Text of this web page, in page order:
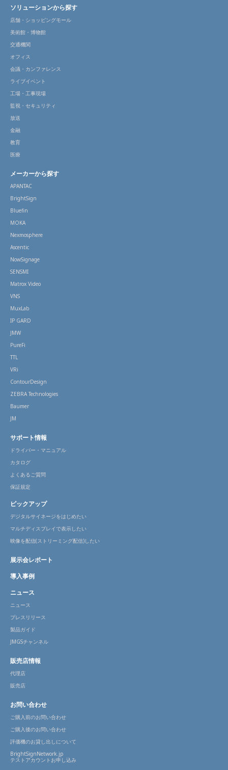
ソリューションから探す
店舗・ショッピングモール
美術館・博物館
交通機関
オフィス
会議・カンファレンス
ライブイベント
工場・工事現場
監視・セキュリティ
放送
金融
教育
医療
メーカーから探す
APANTAC
BrightSign
Bluefin
MOKA
Nexmosphere
Ascentic
NowSignage
SENSMI
Matrox Video
VNS
MuxLab
IP GARD
JMW
PureFi
TTL
VRi
ContourDesign
ZEBRA Technologies
Baumer
JM
サポート情報
ドライバー・マニュアル
カタログ
よくあるご質問
保証規定
ピックアップ
デジタルサイネージをはじめたい
マルチディスプレイで表示したい
映像を配信(ストリーミング配信)したい
展示会レポート
導入事例
ニュース
ニュース
プレスリリース
製品ガイド
JMGSチャンネル
販売店情報
代理店
販売店
お問い合わせ
ご購入前のお問い合わせ
ご購入後のお問い合わせ
評価機のお貸し出しについて
BrightSignNetwork.jp
テストアカウントお申し込み